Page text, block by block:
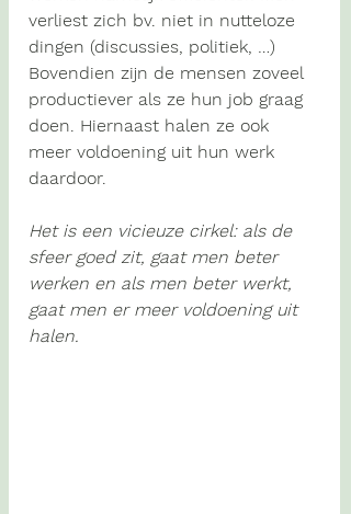
verliest zich bv. niet in nutteloze
dingen (discussies, politiek, …)
Bovendien zijn de mensen zoveel
productiever als ze hun job graag
doen. Hiernaast halen ze ook
meer voldoening uit hun werk
daardoor.
Het is een vicieuze cirkel: als de
sfeer goed zit, gaat men beter
werken en als men beter werkt,
gaat men er meer voldoening uit
halen.